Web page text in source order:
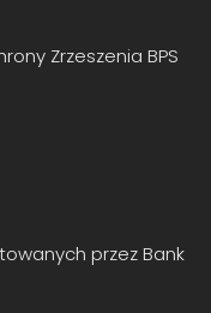
Zrzeszenia BPS
przez Bank